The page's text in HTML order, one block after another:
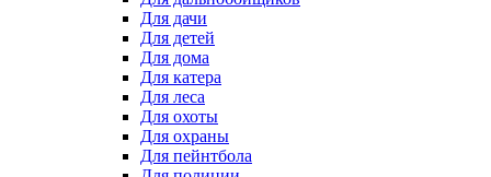
Для дачи
Для детей
Для дома
Для катера
Для леса
Для охоты
Для охраны
Для пейнтбола